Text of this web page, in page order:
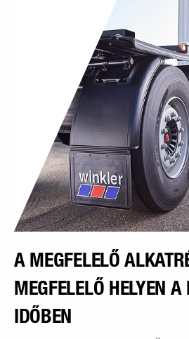
A MEGFELELŐ
MEGFELELŐ HELYEN A
IDŐBEN